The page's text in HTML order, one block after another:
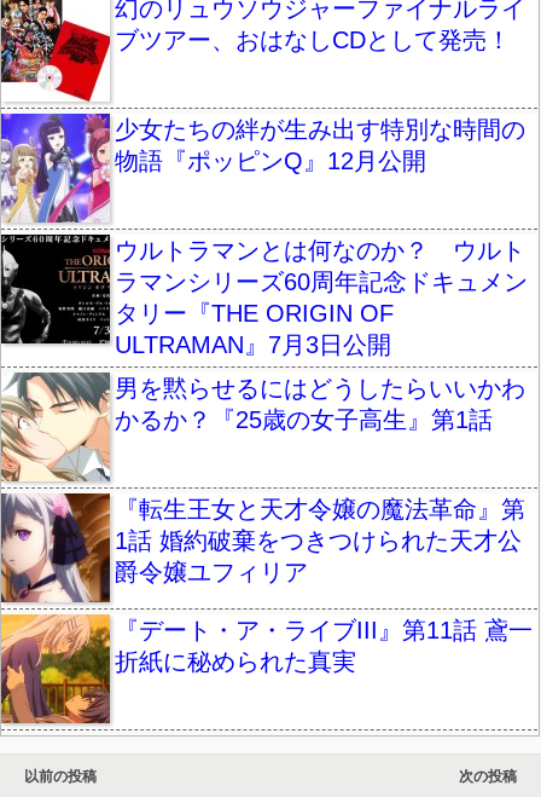
幻のリュウソウジャーファイナルライ
ブツアー、おはなしCDとして発売！
少女たちの絆が生み出す特別な時間の
物語『ポッピンQ』12月公開
ウルトラマンとは何なのか？ ウルト
ラマンシリーズ60周年記念ドキュメン
タリー『THE ORIGIN OF
ULTRAMAN』7月3日公開
男を黙らせるにはどうしたらいいかわ
かるか？『25歳の女子高生』第1話
『転生王女と天才令嬢の魔法革命』第
1話 婚約破棄をつきつけられた天才公
爵令嬢ユフィリア
『デート・ア・ライブIII』第11話 鳶一
折紙に秘められた真実
以前の投稿
次の投稿